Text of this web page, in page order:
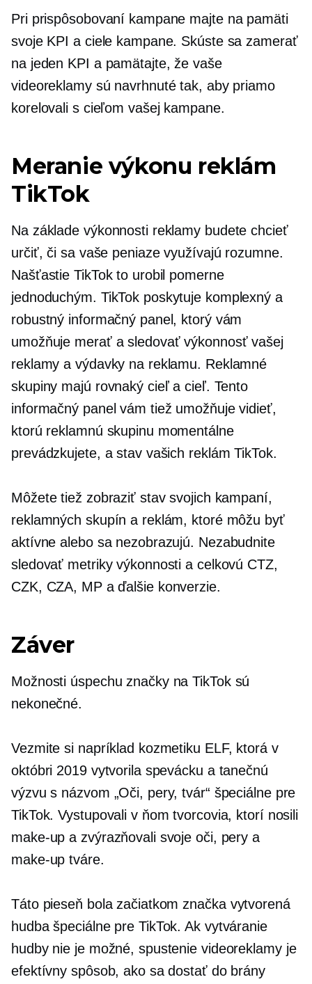
Pri prispôsobovaní kampane majte na pamäti
svoje KPI a ciele kampane. Skúste sa zamerať
na jeden KPI a pamätajte, že vaše
videoreklamy sú navrhnuté tak, aby priamo
korelovali s cieľom vašej kampane.
Meranie výkonu reklám
TikTok
Na základe výkonnosti reklamy budete chcieť
určiť, či sa vaše peniaze využívajú rozumne.
Našťastie TikTok to urobil pomerne
jednoduchým. TikTok poskytuje komplexný a
robustný informačný panel, ktorý vám
umožňuje merať a sledovať výkonnosť vašej
reklamy a výdavky na reklamu. Reklamné
skupiny majú rovnaký cieľ a cieľ. Tento
informačný panel vám tiež umožňuje vidieť,
ktorú reklamnú skupinu momentálne
prevádzkujete, a stav vašich reklám TikTok.
Môžete tiež zobraziť stav svojich kampaní,
reklamných skupín a reklám, ktoré môžu byť
aktívne alebo sa nezobrazujú. Nezabudnite
sledovať metriky výkonnosti a celkovú CTZ,
CZK, CZA, MP a ďalšie konverzie.
Záver
Možnosti úspechu značky na TikTok sú
nekonečné.
Vezmite si napríklad kozmetiku ELF, ktorá v
októbri 2019 vytvorila spevácku a tanečnú
výzvu s názvom „Oči, pery, tvár“ špeciálne pre
TikTok. Vystupovali v ňom tvorcovia, ktorí nosili
make-up a zvýrazňovali svoje oči, pery a
make-up tváre.
Táto pieseň bola začiatkom značka vytvorená
hudba špeciálne pre TikTok. Ak vytváranie
hudby nie je možné, spustenie videoreklamy je
efektívny spôsob, ako sa dostať do brány